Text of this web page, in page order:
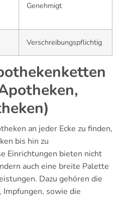
Genehmigt
Verschreibungspflichtig
an jeder Ecke zu finden,
bis hin zu
Einrichtungen bieten nicht
auch eine breite Palette
Dazu gehören die
sowie die